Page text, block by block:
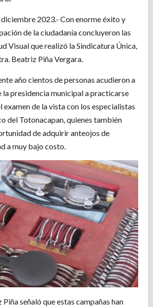
diciembre 2023.- Con enorme éxito y
de la ciudadanía concluyeron las
Visual que realizó la Sindicatura Única,
Beatriz Piña Vergara.
año cientos de personas acudieron a
la presidencia municipal a practicarse
de la vista con los especialistas
del Totonacapan, quienes también
de adquirir anteojos de
a muy bajo costo.
señaló que estas campañas han